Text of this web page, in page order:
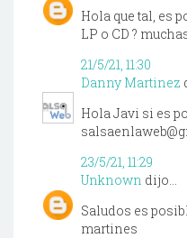
Hola que tal, es
LP o CD ?
21/5/21, 11:30
Danny Martinez
Hola Javi si es
23/5/21, 11:29
Unknown dijo...
Saludos es
martines